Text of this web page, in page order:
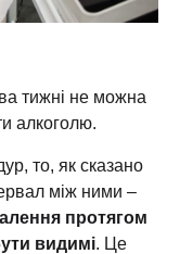
тижні не можна
алкоголю.
то, як сказано
між ними –
протягом
видимі . Це